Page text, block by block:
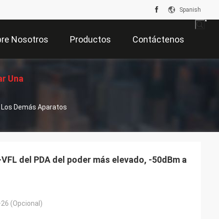
Spanish
Nosotros Productos Contáctenos
Una
Los Demás Aparatos
del PDA del poder más elevado, -50dBm a
(Opcional)